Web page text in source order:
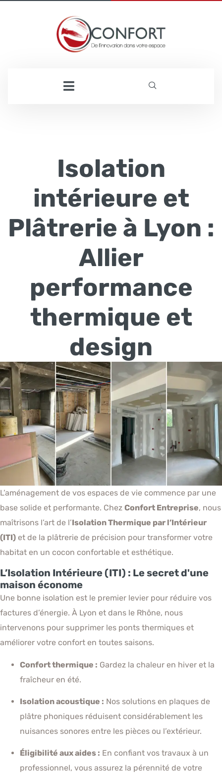
Isolation
intérieure et
Plâtrerie à Lyon :
Allier
performance
thermique et
design
L’aménagement de vos espaces de vie commence par une
base solide et performante. Chez Confort Entreprise, nous
maîtrisons l’art de l’Isolation Thermique par l’Intérieur
(ITI) et de la plâtrerie de précision pour transformer votre
habitat en un cocon confortable et esthétique.
L’Isolation Intérieure (ITI) : Le secret d'une
maison économe
Une bonne isolation est le premier levier pour réduire vos
factures d’énergie. À Lyon et dans le Rhône, nous
intervenons pour supprimer les ponts thermiques et
améliorer votre confort en toutes saisons.
Confort thermique : Gardez la chaleur en hiver et la
fraîcheur en été.
Isolation acoustique : Nos solutions en plaques de
plâtre phoniques réduisent considérablement les
nuisances sonores entre les pièces ou l’extérieur.
Éligibilité aux aides : En confiant vos travaux à un
professionnel, vous assurez la pérennité de votre